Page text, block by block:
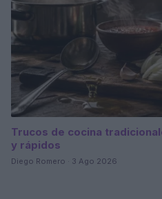
Trucos de cocina
y rápidos
Diego Romero · 3 Ago 2026